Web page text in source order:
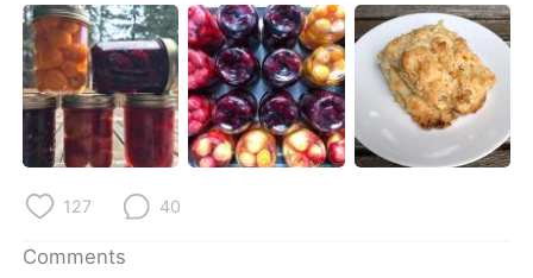
127 40
Comments